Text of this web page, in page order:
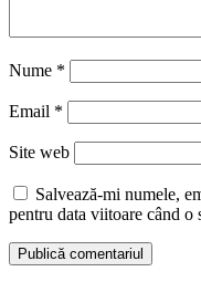
Nume *
Email *
Site web
Salvează-mi numele,
pentru data viitoare când o